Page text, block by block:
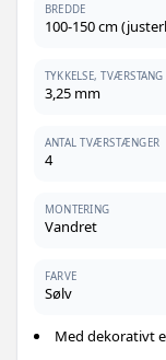
BREDDE
100-150 cm
TYKKELSE, TVÆRSTANG
3,25 mm
ANTAL TVÆRSTÆNGER
4
MONTERING
Vandret
FARVE
Sølv
Med dekorativt